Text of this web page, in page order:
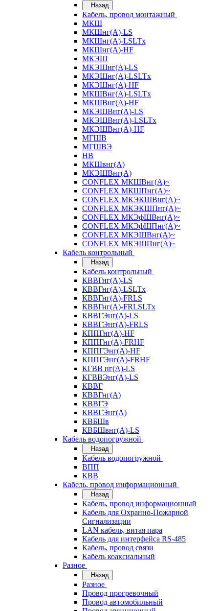
Назад
Кабель, провод монтажный
МКШ
МКШнг(А)-LS
МКШнг(А)-LSLTx
МКШнг(А)-HF
МКЭШ
МКЭШнг(А)-LS
МКЭШнг(А)-LSLTx
МКЭШнг(А)-HF
МКШВнг(A)-LSLTx
МКШВнг(А)-HF
МКЭШВнг(А)-LS
МКЭШВнг(A)-LSLTx
МКЭШВнг(А)-HF
МГШВ
МГШВЭ
НВ
МКШвнг(А)
МКЭШВнг(А)
CONFLEX МКШВнг(А)~
CONFLEX МКШПнг(А)~
CONFLEX МКЭКШВнг(А)~
CONFLEX МКЭКШПнг(А)~
CONFLEX МКЭфШВнг(А)~
CONFLEX МКЭфШПнг(А)~
CONFLEX МКЭШВнг(А)~
CONFLEX МКЭШПнг(А)~
Кабель контрольный
Назад
Кабель контрольный
КВВГнг(А)-LS
КВВГнг(А)-LSLTx
КВВГнг(А)-FRLS
КВВГнг(А)-FRLSLTx
КВВГЭнг(А)-LS
КВВГЭнг(А)-FRLS
КППГнг(А)-HF
КППГнг(А)-FRHF
КППГЭнг(А)-HF
КППГЭнг(А)-FRHF
КГВВ нг(А)-LS
КГВВЭнг(А)-LS
КВВГ
КВВГнг(А)
КВВГЭ
КВВГЭнг(А)
КВБШв
КВБШвнг(А)-LS
Кабель водопогружной
Назад
Кабель водопогружной
ВПП
КВВ
Кабель, провод информационный
Назад
Кабель, провод информационный
Кабель для Охранно-Пожарной
Сигнализации
LAN кабель, витая пара
Кабель для интерфейса RS-485
Кабель, провод связи
Кабель коаксиальный
Разное
Назад
Разное
Провод прогревочный
Провод автомобильный